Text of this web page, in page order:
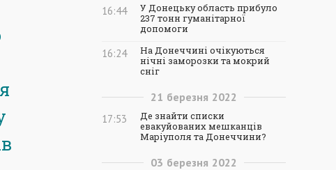
16:44
У Донецьку область прибуло
237 тонн гуманітарної
допомоги
16:24
На Донеччині очікуються
нічні заморозки та мокрий
сніг
21 березня 2022
17:53
Де знайти списки
евакуйованих мешканців
Маріуполя та Донеччини?
03 березня 2022